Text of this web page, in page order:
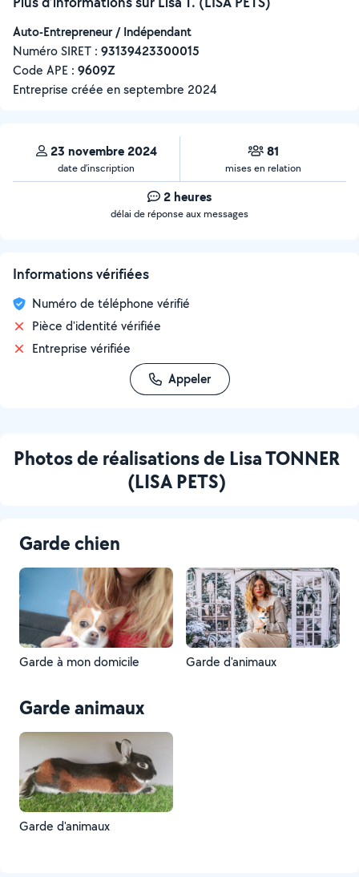
Auto-Entrepreneur / Indépendant
Numéro SIRET : ‍93139423300015
Code APE : 9609Z
Entreprise créée enseptembre 2024
23 novembre 2024
date d’inscription
81
mises en relation
2 heures
délai de réponse aux messages
Informations vérifiées
Numéro de téléphone vérifié
Pièce d'identité vérifiée
Entreprise vérifiée
Appeler
Photos de réalisations de Lisa TONNER
(LISA PETS)
Garde chien
Garde à mon domicile Garde d'animaux
Garde animaux
Garde d'animaux